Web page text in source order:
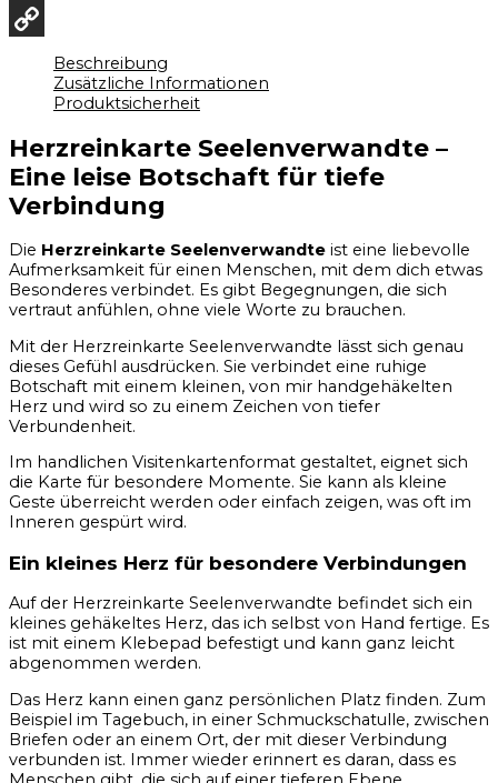
Email
Beschreibung
Zusätzliche Informationen
Produktsicherheit
Herzreinkarte Seelenverwandte –
Eine leise Botschaft für tiefe
Verbindung
Die Herzreinkarte Seelenverwandte ist eine liebevolle
Aufmerksamkeit für einen Menschen, mit dem dich etwas
Besonderes verbindet. Es gibt Begegnungen, die sich
vertraut anfühlen, ohne viele Worte zu brauchen.
Mit der Herzreinkarte Seelenverwandte lässt sich genau
dieses Gefühl ausdrücken. Sie verbindet eine ruhige
Botschaft mit einem kleinen, von mir handgehäkelten
Herz und wird so zu einem Zeichen von tiefer
Verbundenheit.
Im handlichen Visitenkartenformat gestaltet, eignet sich
die Karte für besondere Momente. Sie kann als kleine
Geste überreicht werden oder einfach zeigen, was oft im
Inneren gespürt wird.
Ein kleines Herz für besondere Verbindungen
Auf der Herzreinkarte Seelenverwandte befindet sich ein
kleines gehäkeltes Herz, das ich selbst von Hand fertige. Es
ist mit einem Klebepad befestigt und kann ganz leicht
abgenommen werden.
Das Herz kann einen ganz persönlichen Platz finden. Zum
Beispiel im Tagebuch, in einer Schmuckschatulle, zwischen
Briefen oder an einem Ort, der mit dieser Verbindung
verbunden ist. Immer wieder erinnert es daran, dass es